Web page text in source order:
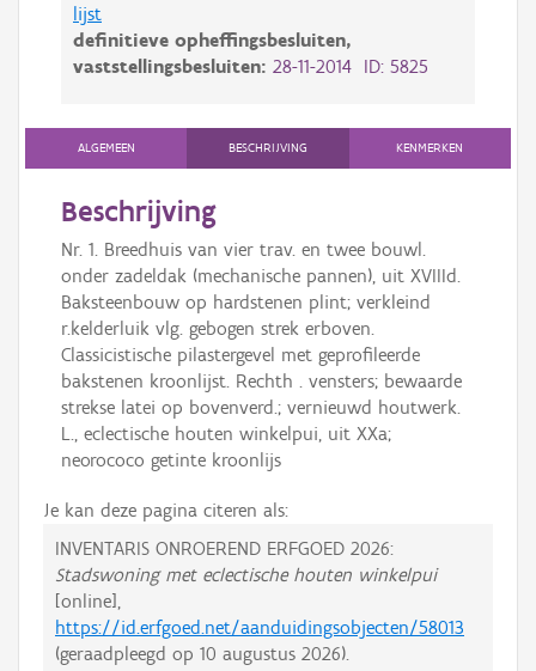
lijst
definitieve opheffingsbesluiten,
vaststellingsbesluiten: 28-11-2014 ID: 5825
ALGEMEEN BESCHRIJVING KENMERKEN
Beschrijving
Nr. 1. Breedhuis van vier trav. en twee bouwl.
onder zadeldak (mechanische pannen), uit XVIIId.
Baksteenbouw op hardstenen plint; verkleind
r.kelderluik vlg. gebogen strek erboven.
Classicistische pilastergevel met geprofileerde
bakstenen kroonlijst. Rechth . vensters; bewaarde
strekse latei op bovenverd.; vernieuwd houtwerk.
L., eclectische houten winkelpui, uit XXa;
neorococo getinte kroonlijs
Je kan deze pagina citeren als:
INVENTARIS ONROEREND ERFGOED 2026:
Stadswoning met eclectische houten winkelpui
[online],
https://id.erfgoed.net/aanduidingsobjecten/58013
(geraadpleegd op 10 augustus 2026).